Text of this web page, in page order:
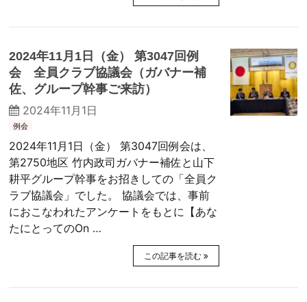
2024年11月1日（金） 第3047回例
会 全員クラブ協議会（ガバナー補
佐、グループ幹事ご来訪）
2024年11月1日
例会
2024年11月1日（金） 第3047回例会は、
第2750地区 竹内政司ガバナー補佐と山下
耕平グループ幹事をお招きしての「全員ク
ラブ協議会」でした。 協議会では、事前
におこなわれたアンケートをもとに【あな
たにとってのOn …
この記事を読む